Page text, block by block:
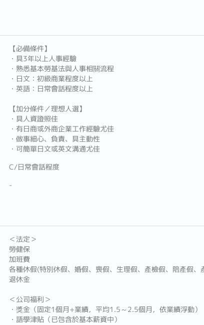
【必備條件】
・具3年以上人事經驗
・熟悉基本勞基法與人事相關流程
・日文：初級商業程度以上
・英語：日常會話程度以上
【加分條件／理想人選】
・具人資證照佳
・有日商或外商企業工作經驗尤佳
・做事細心、負責、具主動性
・可簡單日文或英文溝通尤佳
C/日常會話程度
-
＜法定＞
勞健保
加班費
各種休假(特別休假、婚假、喪假、生理假、產檢假、陪產假、
退休金
＜公司福利＞
・獎金（固定1個月+業績，平均1.5～2.5個月，依業績浮動）
・語學津貼（已包含於基本薪資中）